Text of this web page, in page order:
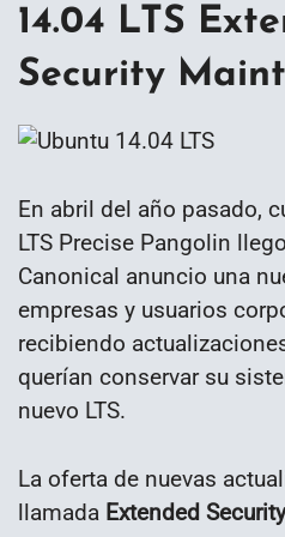
14.04 LTS
Security
En abril del año pasado,
LTS Precise Pangolin
Canonical anuncio una
empresas y usuarios
recibiendo
querían conservar su
nuevo LTS.
La oferta de nuevas
llamada Extended